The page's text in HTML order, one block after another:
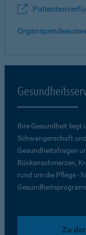
Ihre Gesundheit liegt
Schwangerschaft
Gesundheitsfragen
Rückenschmerzen,
rund um die Pflege -
Zu